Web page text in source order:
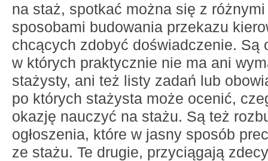
na staż, spotkać można się z
sposobami budowania przekazu
chcących zdobyć doświadczenie. Są
w których praktycznie nie ma ani
stażysty, ani też listy zadań lub
po których stażysta może ocenić,
okazję nauczyć na stażu. Są też
ogłoszenia, które w jasny sposób
ze stażu. Te drugie, przyciągają